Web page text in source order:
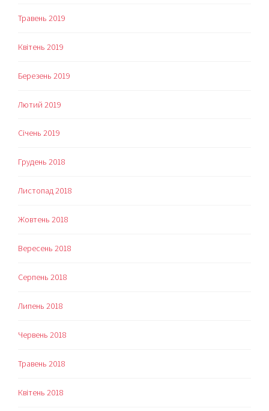
Травень 2019
Квітень 2019
Березень 2019
Лютий 2019
Січень 2019
Грудень 2018
Листопад 2018
Жовтень 2018
Вересень 2018
Серпень 2018
Липень 2018
Червень 2018
Травень 2018
Квітень 2018